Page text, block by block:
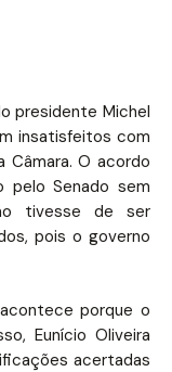
presidente Michel
insatisfeitos com
Câmara. O acordo
Senado sem
tivesse de ser
pois o governo
porque o
Eunício Oliveira
acertadas